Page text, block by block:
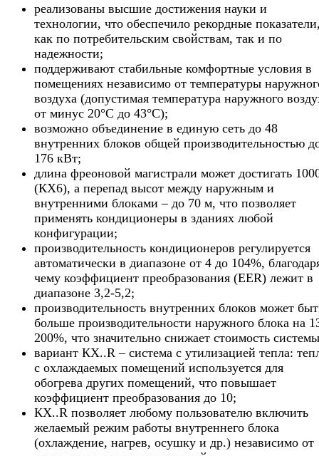
реализованы высшие достижения науки и
технологии, что обеспечило рекордные
как по потребительским свойствам, так и по
надежности;
поддерживают стабильные комфортные условия в
помещениях независимо от температуры
воздуха (допустимая температура наружного
от минус 20°С до 43°С);
возможно объединение в единую сеть до 48
внутренних блоков общей производительностью
176 кВт;
длина фреоновой магистрали может достигать
(КХ6), а перепад высот между наружным и
внутренними блоками – до 70 м, что позволяет
применять кондиционеры в зданиях любой
конфигурации;
производительность кондиционеров регулируется
автоматически в диапазоне от 4 до 104%,
чему коэффициент преобразования (EER) лежит в
диапазоне 3,2-5,2;
производительность внутренних блоков может
больше производительности наружного блока на
200%, что значительно снижает стоимость
вариант КХ..R – система с утилизацией тепла:
с охлаждаемых помещений используется для
обогрева других помещений, что повышает
коэффициент преобразования до 10;
КХ..R позволяет любому пользователю включить
желаемый режим работы внутреннего блока
(охлаждение, нагрев, осушку и др.) независимо от